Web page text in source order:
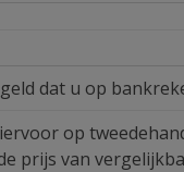
dat u op
op
prijs van